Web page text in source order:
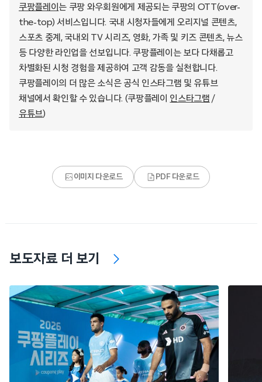
쿠팡플레이 는 쿠팡 와우회원에게 제공되는 쿠팡의 OTT(over-
the-top) 서비스입니다. 국내 시청자들에게 오리지널 콘텐츠,
스포츠 중계, 국내외 TV 시리즈, 영화, 가족 및 키즈 콘텐츠, 뉴스
등 다양한 라인업을 선보입니다. 쿠팡플레이는 보다 다채롭고
차별화된 시청 경험을 제공하여 고객 감동을 실천합니다.
쿠팡플레이의 더 많은 소식은 공식 인스타그램 및 유튜브
채널에서 확인할 수 있습니다. (쿠팡플레이 인스타그램 /
유튜브)
이미지 다운로드 PDF 다운로드
보도자료 더 보기